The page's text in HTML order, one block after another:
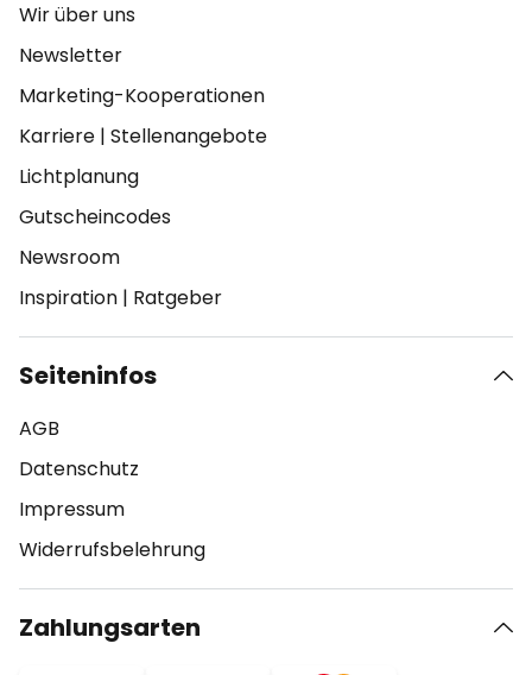
Wir über uns
Newsletter
Marketing-Kooperationen
Karriere | Stellenangebote
Lichtplanung
Gutscheincodes
Newsroom
Inspiration | Ratgeber
Seiteninfos
AGB
Datenschutz
Impressum
Widerrufsbelehrung
Zahlungsarten